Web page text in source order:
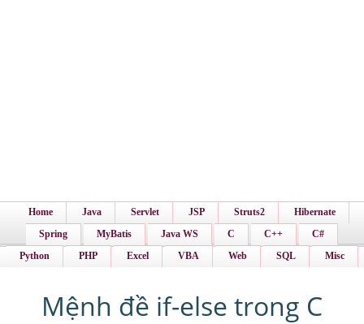
Home Java Servlet JSP Struts2
Hibernate
Spring
MyBatis Java WS C C++
C#
Python
PHP Excel VBA Web SQL Misc
Mệnh đề if-else trong C